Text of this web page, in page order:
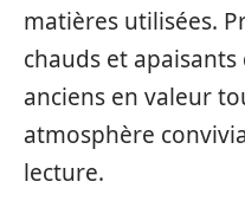
matières utilisées.
chauds et
anciens en valeur
atmosphère
lecture.